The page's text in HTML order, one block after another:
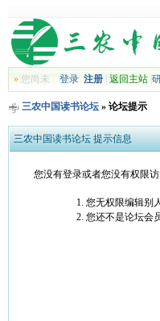
»您尚未 登录 注册| 返回主站|
三农中国读书论坛» 论坛提示
三农中国读书论坛 提示信息
您没有登录或者您没有权限
您无权限编辑别
您还不是论坛会